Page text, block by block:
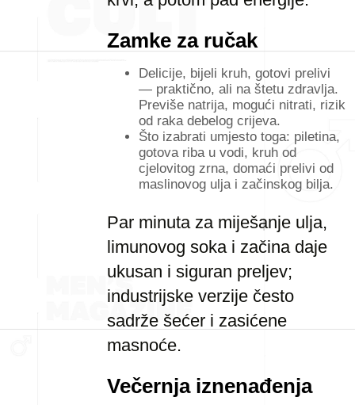
Zamke za ručak
Delicije, bijeli kruh, gotovi prelivi
— praktično, ali na štetu zdravlja.
Previše natrija, mogući nitrati, rizik
od raka debelog crijeva.
Što izabrati umjesto toga: piletina,
gotova riba u vodi, kruh od
cjelovitog zrna, domaći prelivi od
maslinovog ulja i začinskog bilja.
Par minuta za miješanje ulja,
limunovog soka i začina daje
ukusan i siguran preljev;
industrijske verzije često
sadrže šećer i zasićene
masnoće.
Večernja iznenađenja